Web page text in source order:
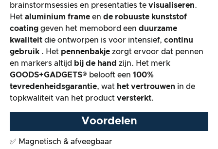
Algemeen resultaat
brainstormsessies en presentaties te visualiseren.
Het aluminium frame en de robuuste kunststof
coating geven het memobord een duurzame
kwaliteit die ontworpen is voor intensief, continu
gebruik . Het pennenbakje zorgt ervoor dat pennen
en markers altijd bij de hand zijn. Het merk
GOODS+GADGETS® belooft een 100%
tevredenheidsgarantie, wat het vertrouwen in de
topkwaliteit van het product versterkt.
Voordelen
✅ Magnetisch & afveegbaar